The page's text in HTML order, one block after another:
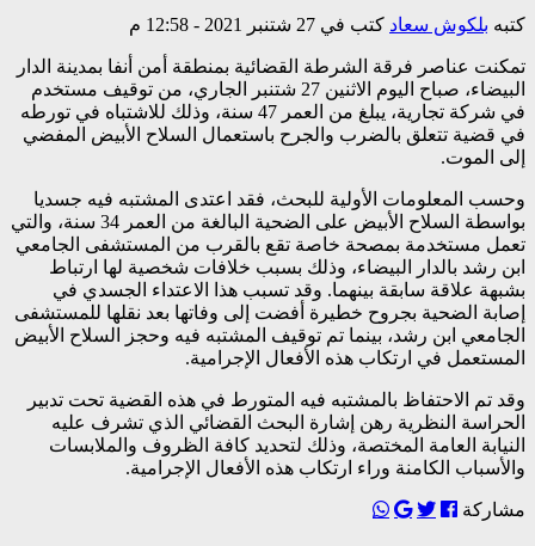
كتبه بلكوش سعاد كتب في 27 شتنبر 2021 - 12:58 م
تمكنت عناصر فرقة الشرطة القضائية بمنطقة أمن أنفا بمدينة الدار
البيضاء، صباح اليوم الاثنين 27 شتنبر الجاري، من توقيف مستخدم
في شركة تجارية، يبلغ من العمر 47 سنة، وذلك للاشتباه في تورطه
في قضية تتعلق بالضرب والجرح باستعمال السلاح الأبيض المفضي
إلى الموت.
وحسب المعلومات الأولية للبحث، فقد اعتدى المشتبه فيه جسديا
بواسطة السلاح الأبيض على الضحية البالغة من العمر 34 سنة، والتي
تعمل مستخدمة بمصحة خاصة تقع بالقرب من المستشفى الجامعي
ابن رشد بالدار البيضاء، وذلك بسبب خلافات شخصية لها ارتباط
بشبهة علاقة سابقة بينهما. وقد تسبب هذا الاعتداء الجسدي في
إصابة الضحية بجروح خطيرة أفضت إلى وفاتها بعد نقلها للمستشفى
الجامعي ابن رشد، بينما تم توقيف المشتبه فيه وحجز السلاح الأبيض
المستعمل في ارتكاب هذه الأفعال الإجرامية.
وقد تم الاحتفاظ بالمشتبه فيه المتورط في هذه القضية تحت تدبير
الحراسة النظرية رهن إشارة البحث القضائي الذي تشرف عليه
النيابة العامة المختصة، وذلك لتحديد كافة الظروف والملابسات
والأسباب الكامنة وراء ارتكاب هذه الأفعال الإجرامية.
مشاركة